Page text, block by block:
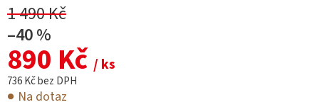
1 490 Kč
–40 %
890 Kč / ks
736 Kč bez DPH
Na dotaz